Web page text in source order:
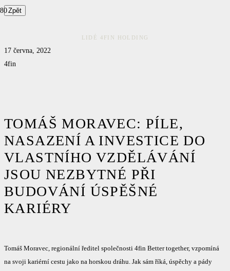
Zpět
LIDÉ 4FIN HOLDING
17 června, 2022
4fin
TOMÁŠ MORAVEC: PÍLE,
NASAZENÍ A INVESTICE DO
VLASTNÍHO VZDĚLÁVÁNÍ
JSOU NEZBYTNÉ PŘI
BUDOVÁNÍ ÚSPĚŠNÉ
KARIÉRY
Tomáš Moravec, regionální ředitel společnosti 4fin Better together, vzpomíná
na svoji kariérní cestu jako na horskou dráhu. Jak sám říká, úspěchy a pády